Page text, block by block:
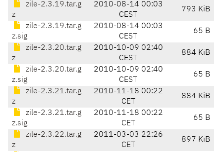
zile-2.3.19.tar.g
z
2010-08-14 00:03
CEST
793 KiB
zile-2.3.19.tar.g
z.sig
2010-08-14 00:03
CEST
65 B
zile-2.3.20.tar.g
z
2010-10-09 02:40
CEST
884 KiB
zile-2.3.20.tar.g
z.sig
2010-10-09 02:40
CEST
65 B
zile-2.3.21.tar.g
z
2010-11-18 00:22
CET
884 KiB
zile-2.3.21.tar.g
z.sig
2010-11-18 00:22
CET
65 B
zile-2.3.22.tar.g
z
2011-03-03 22:26
CET
897 KiB